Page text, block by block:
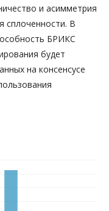
и асимметрия
сплоченности. В
БРИКС
будет
на консенсусе